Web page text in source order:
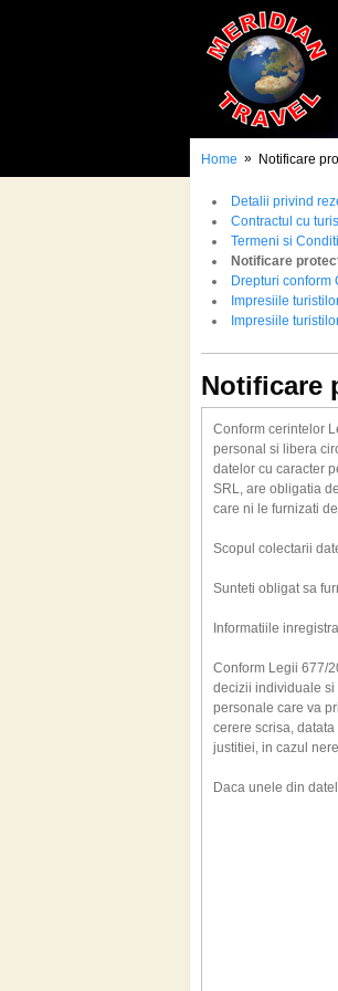
Home » Notificare
Detalii privind
Contractul cu
Termeni si
Notificare
Drepturi conform
Impresiile
Impresiile
Notificare
Conform cerintelor
personal si libera
datelor cu caracter
SRL, are obligatia
care ni le furnizati
Scopul colectarii
Sunteti obligat sa
Informatiile
Conform Legii 677/
decizii individuale si
personale care va
cerere scrisa,
justitiei, in cazul
Daca unele din